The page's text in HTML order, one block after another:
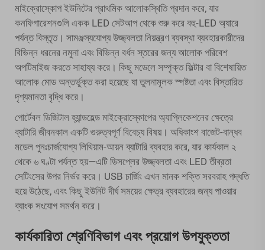
মাইক্রোস্কোপ ইউনিটের প্রাথমিক আলোকস্থিতি প্রদান করে, যার
কনফিগারেশনগুলি একক LED সেটআপ থেকে শুরু করে বহু-LED অ্যারে
পর্যন্ত বিস্তৃত। সামঞ্জস্যযোগ্য উজ্জ্বলতা নিয়ন্ত্রণ ব্যবস্থা ব্যবহারকারীদের
বিভিন্ন ধরনের নমুনা এবং বিভিন্ন বর্ধন স্তরের জন্য আলোক পরিবেশ
অপটিমাইজ করতে সাহায্য করে। কিছু মডেলে সম্পৃক্ত ফিল্টার বা বিশেষায়িত
আলোক মোড অন্তর্ভুক্ত করা হয়েছে যা তুলনামূলক স্পষ্টতা এবং বিস্তারিত
দৃশ্যমানতা বৃদ্ধি করে।
পোর্টেবল ডিজিটাল হ্যান্ডহেল্ড মাইক্রোস্কোপের অ্যাপ্লিকেশনের ক্ষেত্রে
ব্যাটারি জীবনকাল একটি গুরুত্বপূর্ণ বিবেচ্য বিষয়। অধিকাংশ বাজেট-বান্ধব
মডেল পুনঃচার্জযোগ্য লিথিয়াম-আয়ন ব্যাটারি ব্যবহার করে, যার কার্যকাল ২
থেকে ৬ ঘণ্টা পর্যন্ত হয়—এটি ডিসপ্লের উজ্জ্বলতা এবং LED তীব্রতা
সেটিংসের উপর নির্ভর করে। USB চার্জিং এখন মানক শক্তি সরবরাহ পদ্ধতি
হয়ে উঠেছে, এবং কিছু ইউনিট দীর্ঘ সময়ের ক্ষেত্র ব্যবহারের জন্য পাওয়ার
ব্যাংক সংযোগ সমর্থন করে।
কার্যকারিতা শ্রেণিবিভাগ এবং প্রয়োগ উপযুক্ততা